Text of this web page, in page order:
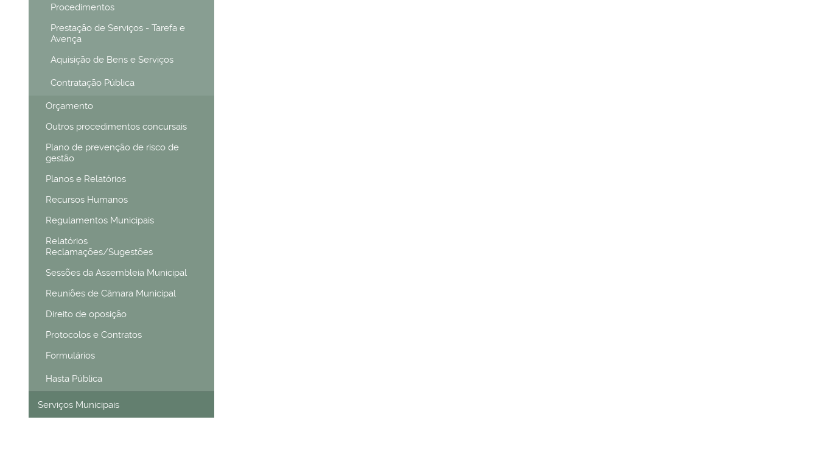
Procedimentos
Prestação de Serviços - Tarefa e
Avença
Aquisição de Bens e Serviços
Contratação Pública
Orçamento
Outros procedimentos concursais
Plano de prevenção de risco de
gestão
Planos e Relatórios
Recursos Humanos
Regulamentos Municipais
Relatórios
Reclamações/Sugestões
Sessões da Assembleia Municipal
Reuniões de Câmara Municipal
Direito de oposição
Protocolos e Contratos
Formulários
Hasta Pública
Serviços Municipais